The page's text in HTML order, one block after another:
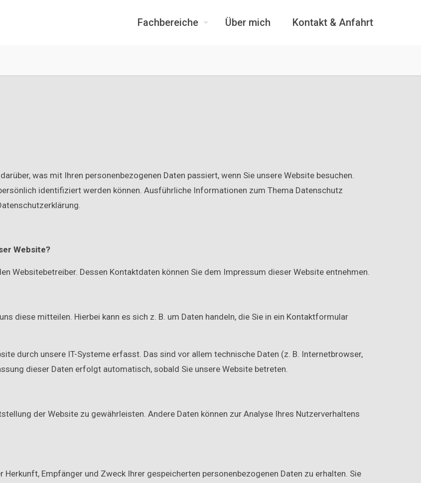
Fachbereiche Über mich Kontakt & Anfahrt
was mit Ihren personenbezogenen Daten passiert, wenn Sie unsere Website besuchen.
identifiziert werden können. Ausführliche Informationen zum Thema Datenschutz
Website?
Websitebetreiber. Dessen Kontaktdaten können Sie dem Impressum dieser Website entnehmen.
diese mitteilen. Hierbei kann es sich z. B. um Daten handeln, die Sie in ein Kontaktformular
durch unsere IT-Systeme erfasst. Das sind vor allem technische Daten (z. B. Internetbrowser,
dieser Daten erfolgt automatisch, sobald Sie unsere Website betreten.
der Website zu gewährleisten. Andere Daten können zur Analyse Ihres Nutzerverhaltens
Empfänger und Zweck Ihrer gespeicherten personenbezogenen Daten zu erhalten. Sie